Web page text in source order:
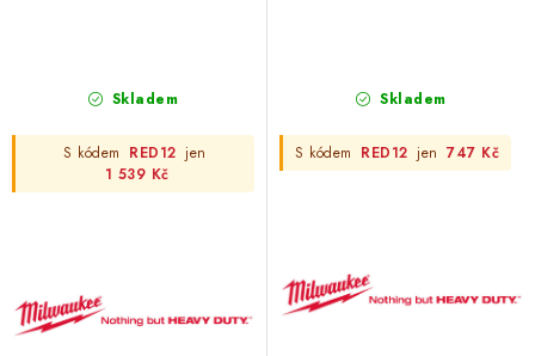
Skladem
S kódem RED12 jen
1 539 Kč
Skladem
S kódem RED12 jen 747 Kč